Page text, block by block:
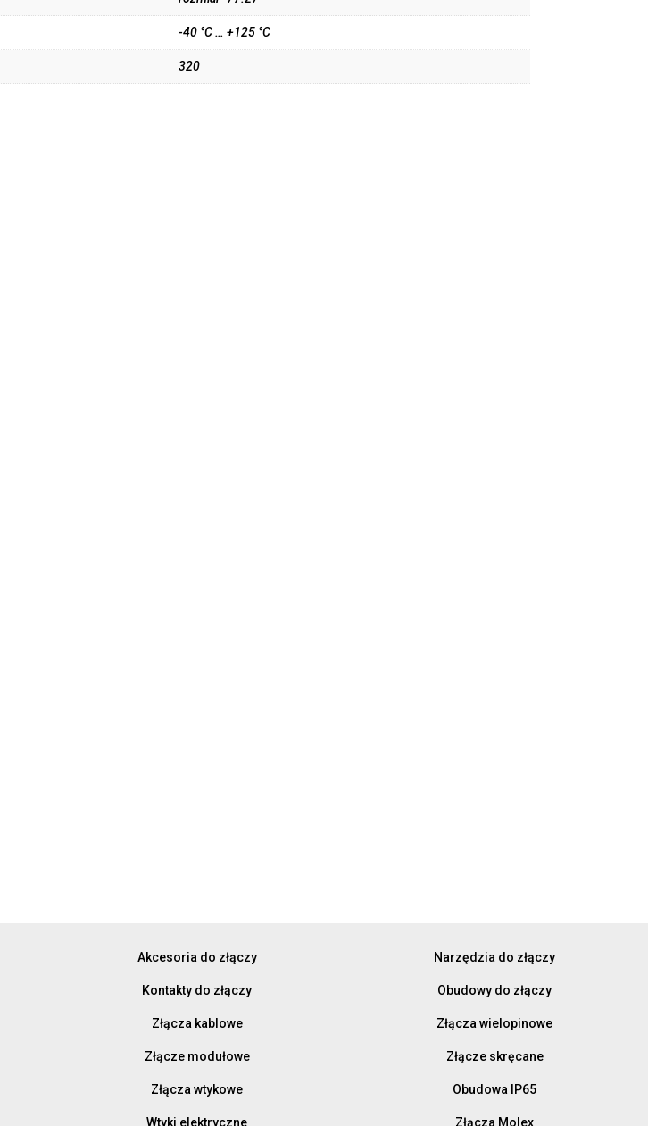
-40 °C … +125 °C
320
Akcesoria do złączy
Kontakty do złączy
Złącza kablowe
Złącze modułowe
Złącza wtykowe
Wtyki elektryczne
Narzędzia do złączy
Obudowy do złączy
Złącza wielopinowe
Złącze skręcane
Obudowa IP65
Złącza Molex